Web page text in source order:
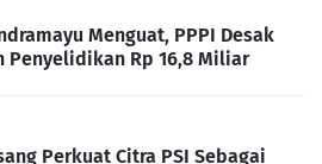
Menguat, PPPI Desak
Penyelidikan Rp 16,8 Miliar
Perkuat Citra PSI Sebagai